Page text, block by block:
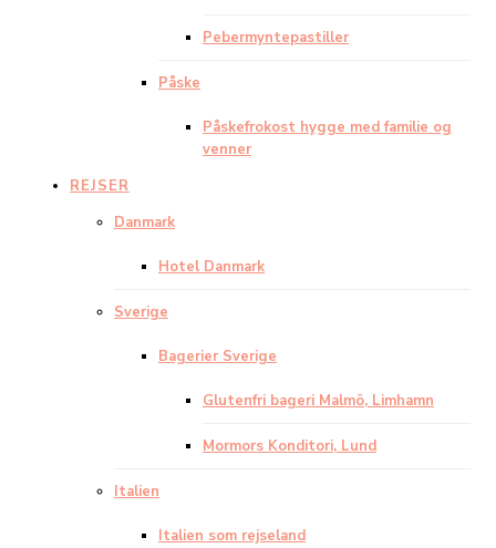
Pebermyntepastiller
Påske
Påskefrokost hygge med familie og
venner
REJSER
Danmark
Hotel Danmark
Sverige
Bagerier Sverige
Glutenfri bageri Malmö, Limhamn
Mormors Konditori, Lund
Italien
Italien som rejseland